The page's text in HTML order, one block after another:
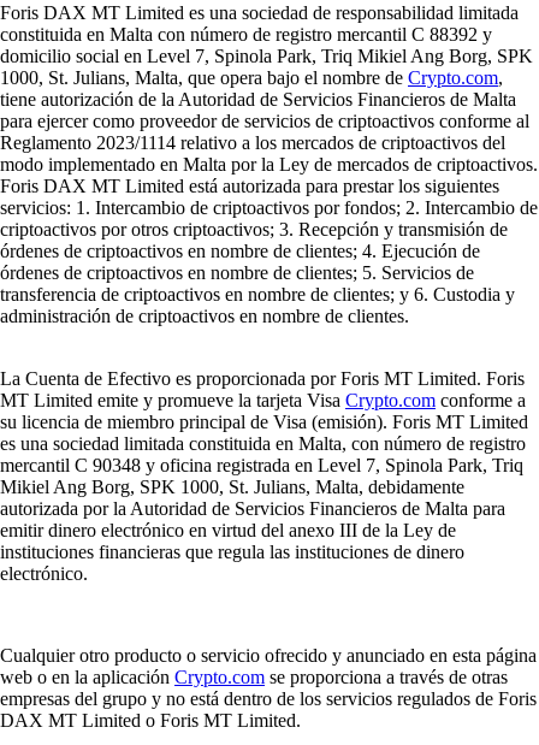
Foris DAX MT Limited es una sociedad de responsabilidad limitada
constituida en Malta con número de registro mercantil C 88392 y
domicilio social en Level 7, Spinola Park, Triq Mikiel Ang Borg, SPK
1000, St. Julians, Malta, que opera bajo el nombre de Crypto.com,
tiene autorización de la Autoridad de Servicios Financieros de Malta
para ejercer como proveedor de servicios de criptoactivos conforme al
Reglamento 2023/1114 relativo a los mercados de criptoactivos del
modo implementado en Malta por la Ley de mercados de criptoactivos.
Foris DAX MT Limited está autorizada para prestar los siguientes
servicios: 1. Intercambio de criptoactivos por fondos; 2. Intercambio de
criptoactivos por otros criptoactivos; 3. Recepción y transmisión de
órdenes de criptoactivos en nombre de clientes; 4. Ejecución de
órdenes de criptoactivos en nombre de clientes; 5. Servicios de
transferencia de criptoactivos en nombre de clientes; y 6. Custodia y
administración de criptoactivos en nombre de clientes.
La Cuenta de Efectivo es proporcionada por Foris MT Limited. Foris
MT Limited emite y promueve la tarjeta Visa Crypto.com conforme a
su licencia de miembro principal de Visa (emisión). Foris MT Limited
es una sociedad limitada constituida en Malta, con número de registro
mercantil C 90348 y oficina registrada en Level 7, Spinola Park, Triq
Mikiel Ang Borg, SPK 1000, St. Julians, Malta, debidamente
autorizada por la Autoridad de Servicios Financieros de Malta para
emitir dinero electrónico en virtud del anexo III de la Ley de
instituciones financieras que regula las instituciones de dinero
electrónico.
Cualquier otro producto o servicio ofrecido y anunciado en esta página
web o en la aplicación Crypto.com se proporciona a través de otras
empresas del grupo y no está dentro de los servicios regulados de Foris
DAX MT Limited o Foris MT Limited.